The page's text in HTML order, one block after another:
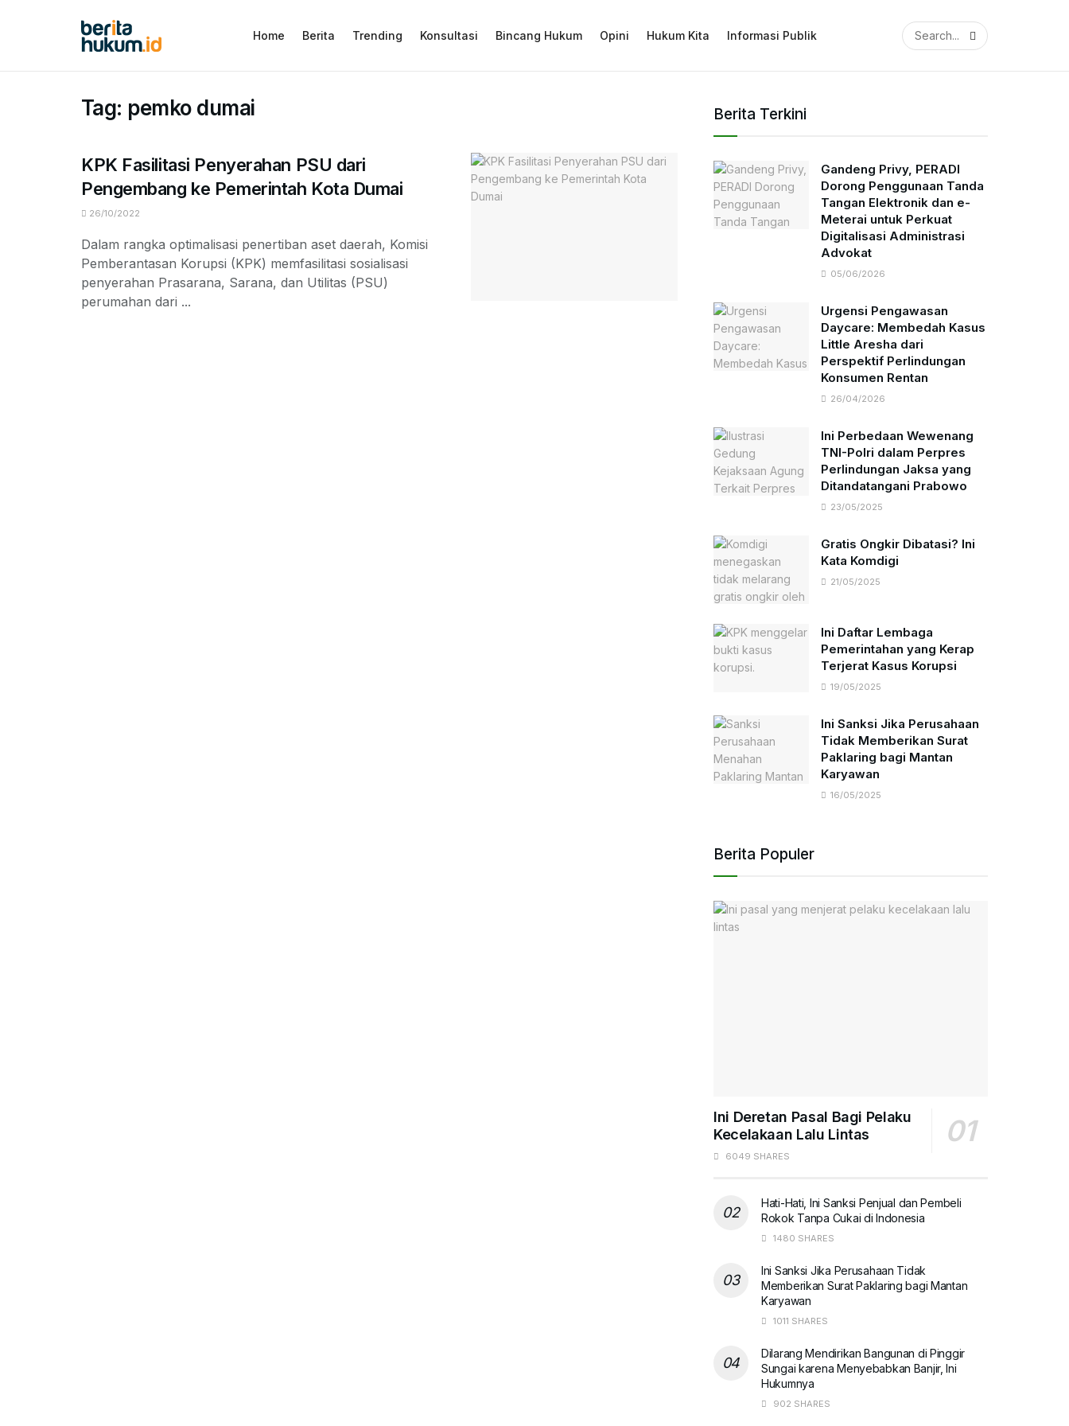
Home Berita Trending Konsultasi Bincang Hukum Opini Hukum Kita Informasi Publik
Tag: pemko dumai
KPK Fasilitasi Penyerahan PSU dari
Pengembang ke Pemerintah Kota Dumai
26/10/2022
Dalam rangka optimalisasi penertiban aset daerah, Komisi
Pemberantasan Korupsi (KPK) memfasilitasi sosialisasi
penyerahan Prasarana, Sarana, dan Utilitas (PSU)
perumahan dari ...
Berita Terkini
Gandeng Privy, PERADI
Dorong Penggunaan Tanda
Tangan Elektronik dan e-
Meterai untuk Perkuat
Digitalisasi Administrasi
Advokat
05/06/2026
Urgensi Pengawasan
Daycare: Membedah Kasus
Little Aresha dari
Perspektif Perlindungan
Konsumen Rentan
26/04/2026
Ini Perbedaan Wewenang
TNI-Polri dalam Perpres
Perlindungan Jaksa yang
Ditandatangani Prabowo
23/05/2025
Gratis Ongkir Dibatasi? Ini
Kata Komdigi
21/05/2025
Ini Daftar Lembaga
Pemerintahan yang Kerap
Terjerat Kasus Korupsi
19/05/2025
Ini Sanksi Jika Perusahaan
Tidak Memberikan Surat
Paklaring bagi Mantan
Karyawan
16/05/2025
Berita Populer
Ini Deretan Pasal Bagi Pelaku
Kecelakaan Lalu Lintas
6049 SHARES
Hati-Hati, Ini Sanksi Penjual dan Pembeli
Rokok Tanpa Cukai di Indonesia
1480 SHARES
Ini Sanksi Jika Perusahaan Tidak
Memberikan Surat Paklaring bagi Mantan
Karyawan
1011 SHARES
Dilarang Mendirikan Bangunan di Pinggir
Sungai karena Menyebabkan Banjir, Ini
Hukumnya
902 SHARES